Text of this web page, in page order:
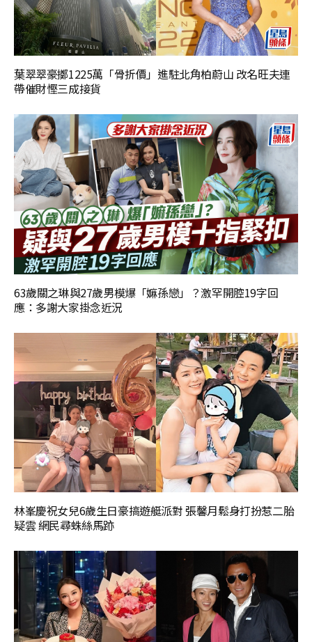
葉翠翠豪擲1225萬「骨折價」進駐北角柏蔚山 改名旺夫連
帶催財慳三成接貨
63歲關之琳與27歲男模爆「嫲孫戀」？激罕開腔19字回
應：多謝大家掛念近況
林峯慶祝女兒6歲生日豪搞遊艇派對 張馨月鬆身打扮惹二胎
疑雲 網民尋蛛絲馬跡